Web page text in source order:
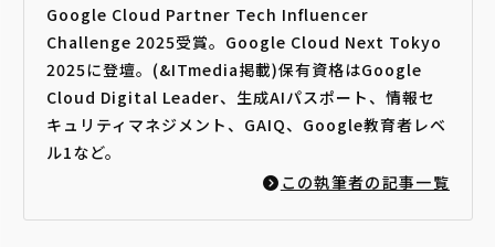
Google Cloud Partner Tech Influencer
Challenge 2025受賞。Google Cloud Next Tokyo
2025に登壇。(&ITmedia掲載)保有資格はGoogle
Cloud Digital Leader、生成AIパスポート、情報セ
キュリティマネジメント、GAIQ、Google教育者レベ
ル1など。
この執筆者の記事一覧